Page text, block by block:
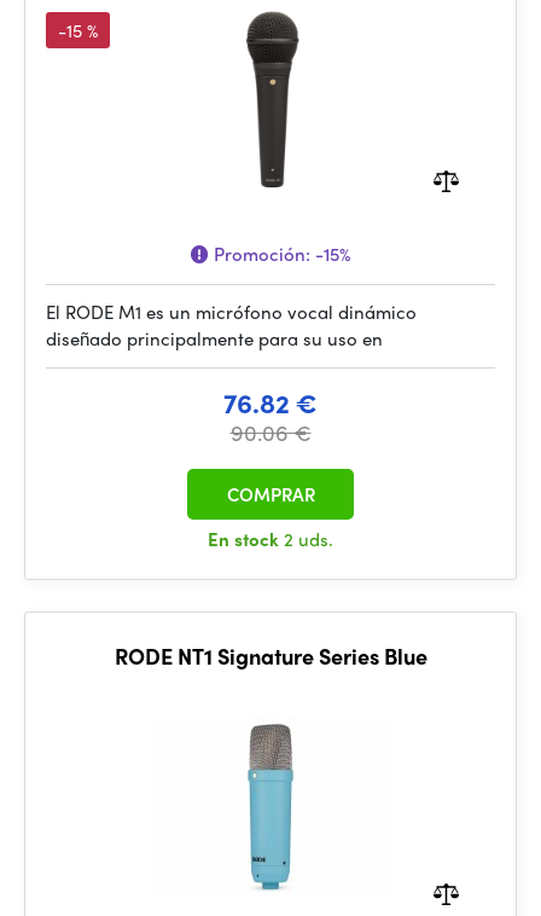
-15 %
Promoción: -15%
El RODE M1 es un micrófono vocal dinámico
diseñado principalmente para su uso en
76.82 €
90.06 €
En stock2 uds.
COMPRAR
RODE NT1 Signature Series Blue